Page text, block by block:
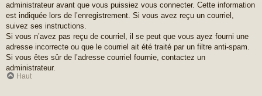
administrateur avant que vous puissiez vous connecter. Cette information
est indiquée lors de l’enregistrement. Si vous avez reçu un courriel,
suivez ses instructions.
Si vous n’avez pas reçu de courriel, il se peut que vous ayez fourni une
adresse incorrecte ou que le courriel ait été traité par un filtre anti-spam.
Si vous êtes sûr de l’adresse courriel fournie, contactez un
administrateur.
Haut